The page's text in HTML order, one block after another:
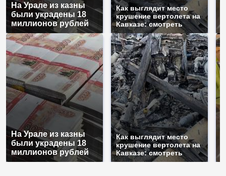
На Урале из казны
были украдены 18
миллионов рублей
Как выглядит место
крушение вертолета на
Кавказе: смотреть
На Урале из казны
были украдены 18
миллионов рублей
Как выглядит место
крушение вертолета на
Кавказе: смотреть